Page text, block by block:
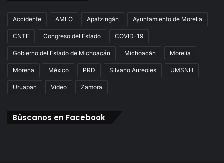
Accidente AMLO Apatzingán Ayuntamiento de Morelia
CNTE Congreso del Estado COVID-19
Gobierno del Estado de Michoacán Michoacán Morelia
Morena México PRD Silvano Aureoles UMSNH
Uruapan Video Zamora
Búscanos en Facebook